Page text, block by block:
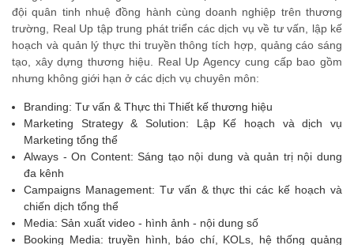
đội quân tinh nhuệ đồng hành cùng doanh nghiệp trên thương
trường, Real Up tập trung phát triển các dịch vụ về tư vấn, lập kế
hoạch và quản lý thực thi truyền thông tích hợp, quảng cáo sáng
tạo, xây dựng thương hiệu. Real Up Agency cung cấp bao gồm
nhưng không giới hạn ở các dịch vụ chuyên môn:
Branding: Tư vấn & Thực thi Thiết kế thương hiệu
Marketing Strategy & Solution: Lập Kế hoạch và dịch vụ
Marketing tổng thể
Always - On Content: Sáng tạo nội dung và quản trị nội dung
đa kênh
Campaigns Management: Tư vấn & thực thi các kế hoạch và
chiến dịch tổng thể
Media: Sản xuất video - hình ảnh - nội dung số
Booking Media: truyền hình, báo chí, KOLs, hệ thống quảng